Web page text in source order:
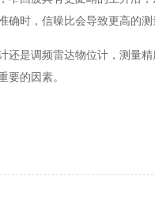
确时，信噪比会导致更高的
还是调频雷达物位计，测量
要的因素。